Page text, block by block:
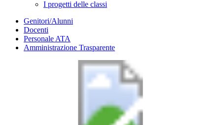
I progetti delle classi
Genitori/Alunni
Docenti
Personale ATA
Amministrazione Trasparente